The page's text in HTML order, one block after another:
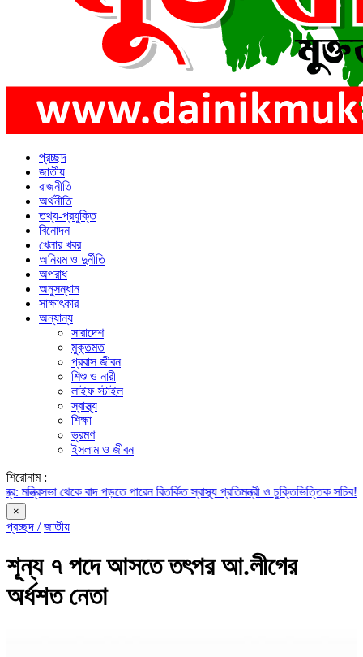
প্রচ্ছদ
জাতীয়
রাজনীতি
অর্থনীতি
তথ্য-প্রযুক্তি
বিনোদন
খেলার খবর
অনিয়ম ও দুর্নীতি
অপরাধ
অনুসন্ধান
সাক্ষাৎকার
অন্যান্য
সারাদেশ
মুক্তমত
প্রবাস জীবন
শিশু ও নারী
লাইফ স্টাইল
স্বাস্থ্য
শিক্ষা
ভ্রমণ
ইসলাম ও জীবন
শিরোনাম :
থেকে বাদ পড়তে পারেন বিতর্কিত স্বাস্থ্য প্রতিমন্ত্রী ও চুক্তিভিত্তিক সচিব!রাজস্ব
×
প্রচ্ছদ / জাতীয়
শূন্য ৭ পদে আসতে তৎপর আ.লীগের
অর্ধশত নেতা